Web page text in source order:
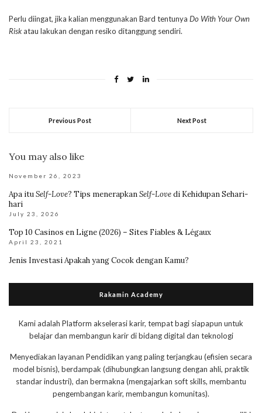
Perlu diingat, jika kalian menggunakan Bard tentunya Do With Your Own
Riskatau lakukan dengan resiko ditanggung sendiri.
Previous Post Next Post
You may also like
November 26, 2023
Apa ituSelf-Love? Tips menerapkanSelf-Lovedi Kehidupan Sehari-
hari
July 23, 2026
Top 10 Casinos en Ligne (2026) – Sites Fiables & Légaux
April 23, 2021
Jenis Investasi Apakah yang Cocok dengan Kamu?
Rakamin Academy
Kami adalah Platform akselerasi karir, tempat bagi siapapun untuk
belajar dan membangun karir di bidang digital dan teknologi
Menyediakan layanan Pendidikan yang paling terjangkau (efisien secara
model bisnis), berdampak (dihubungkan langsung dengan ahli, praktik
standar industri), dan bermakna (mengajarkan soft skills, membantu
pengembangan karir, membangun komunitas).